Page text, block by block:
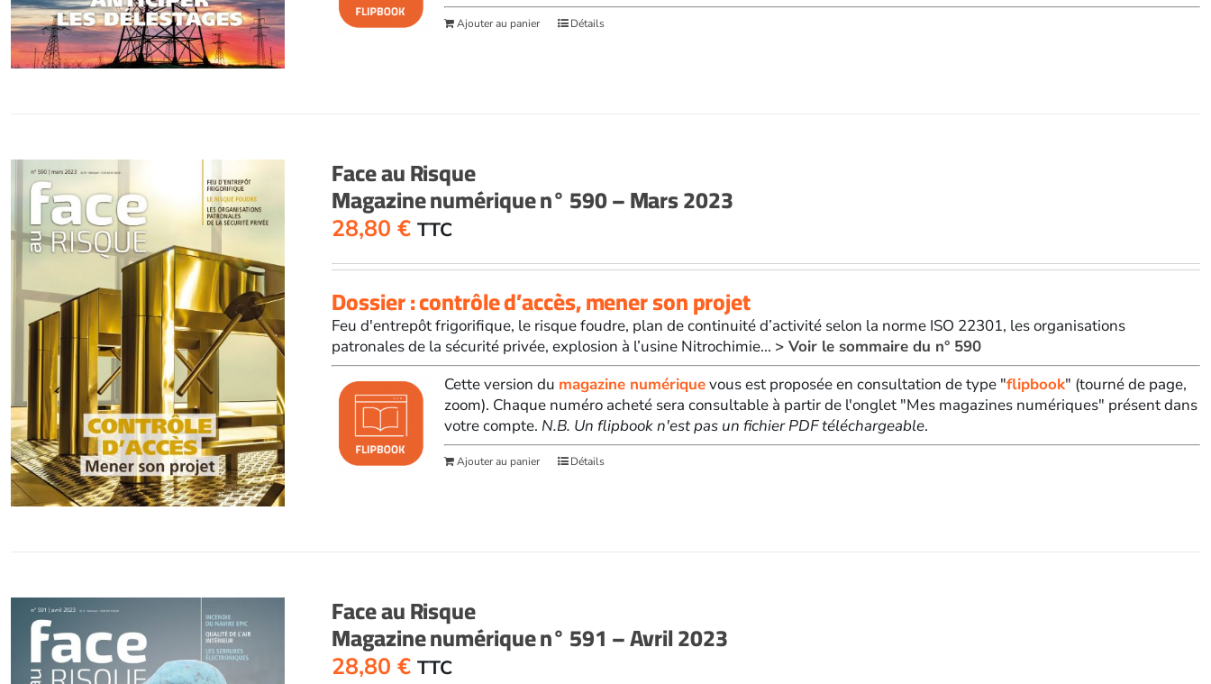
Ajouter au panier Détails
Face au Risque
Magazine numérique n° 590 – Mars 2023
28,80€ TTC
Dossier : contrôle d’accès, mener son projet
Feu d'entrepôt frigorifique, le risque foudre, plan de continuité d’activité selon la norme ISO 22301, les organisations
patronales de la sécurité privée, explosion à l’usine Nitrochimie... > Voir le sommaire du n° 590
Cette version du magazine numériquevous est proposée en consultation de type "flipbook" (tourné de page,
zoom). Chaque numéro acheté sera consultable à partir de l'onglet "Mes magazines numériques" présent dans
votre compte. N.B. Un flipbook n'est pas un fichier PDF téléchargeable.
Ajouter au panier Détails
Face au Risque
Magazine numérique n° 591 – Avril 2023
28,80€ TTC